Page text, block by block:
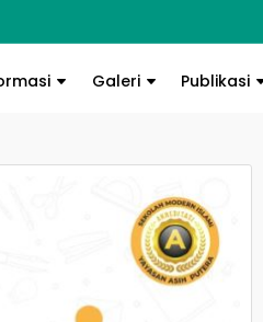
Galeri Publikasi